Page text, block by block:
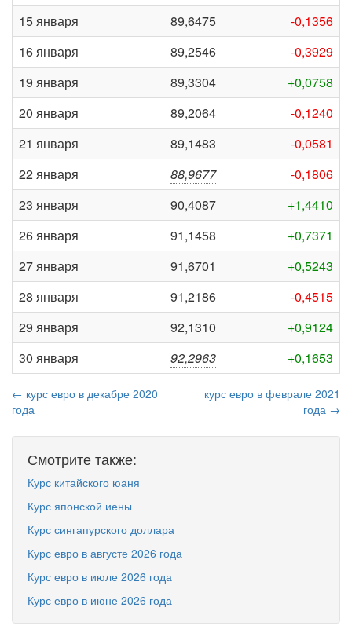
15 января
89,6475
-0,1356
16 января
89,2546
-0,3929
19 января
89,3304
+0,0758
20 января
89,2064
-0,1240
21 января
89,1483
-0,0581
22 января
88,9677
-0,1806
23 января
90,4087
+1,4410
26 января
91,1458
+0,7371
27 января
91,6701
+0,5243
28 января
91,2186
-0,4515
29 января
92,1310
+0,9124
30 января
92,2963 +0,1653
← курс евро в декабре 2020
года
курс евро в феврале 2021
года →
Смотрите также:
Курс китайского юаня
Курс японской иены
Курс сингапурского доллара
Курс евро в августе 2026 года
Курс евро в июле 2026 года
Курс евро в июне 2026 года